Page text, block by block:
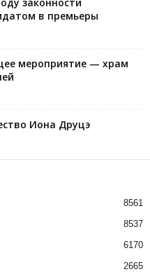
в премьеры
мероприятие — храм
Иона Друцэ
8561
8537
6170
2665